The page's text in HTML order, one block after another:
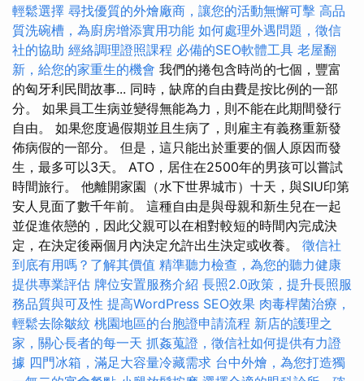
輕鬆選擇 尋找優質的外燴廠商，讓您的活動無懈可擊 高品
質洗碗槽，為廚房增添實用功能 如何處理外遇問題，徵信
社的協助 經絡調理證照課程 必備的SEO軟體工具 老屋翻
新，給您的家重生的機會 我們的捲包含時尚的七個，豐富
的匈牙利民間故事... 同時，缺席的自由費是按比例的一部
分。 如果員工生病並變得無能為力，則不能在此期間發行
自由。 如果您度過假期並且生病了，則雇主有義務重新發
佈病假的一部分。 但是，這只能出於重要的個人原因而發
生，最多可以3天。 ATO，居住在2500年的男孩可以嘗試
時間旅行。 他離開家園（水下世界城市）十天，與SIU印第
安人見面了數千年前。 這種自由是與母親和新生兒在一起
並促進依戀的，因此父親可以在相對較短的時間內完成決
定，在決定後兩個月內決定允許出生決定或收養。 徵信社
到底有用嗎？了解其價值 精準聽力檢查，為您的聽力健康
提供專業評估 牌位安置服務介紹 長照2.0政策，提升長照服
務品質與可及性 提高WordPress SEO效果 肉毒桿菌治療，
輕鬆去除皺紋 桃園地區的台胞證申請流程 新店的護理之
家，關心長者的每一天 抓姦蒐證，徵信社如何提供有力證
據 四門冰箱，滿足大容量冷藏需求 台中外燴，為您打造獨